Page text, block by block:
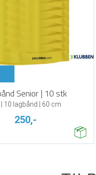
Senior | 10 stk
| 10 lagbånd | 60 cm
250,-